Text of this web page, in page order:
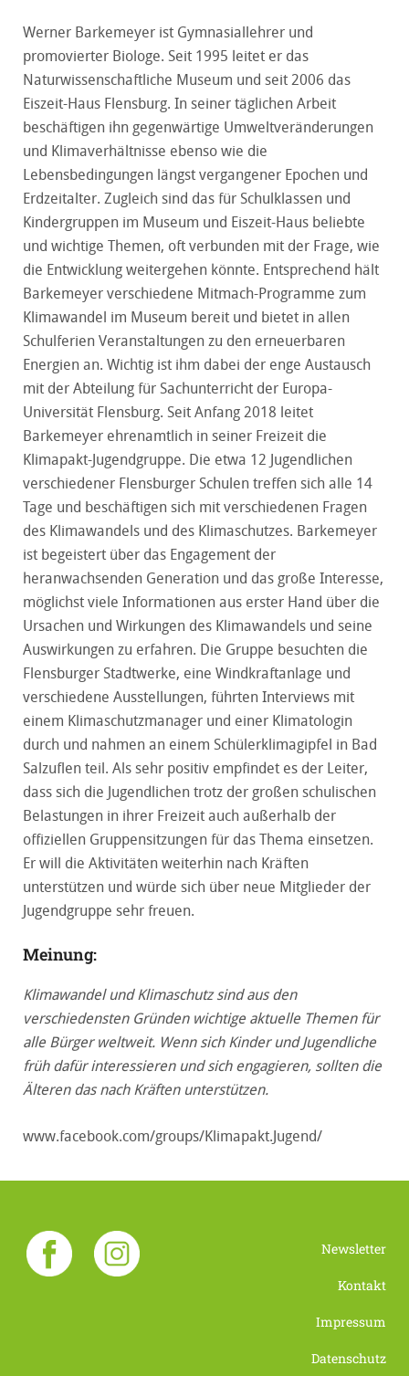
Werner Barkemeyer ist Gymnasiallehrer und
promovierter Biologe. Seit 1995 leitet er das
Naturwissenschaftliche Museum und seit 2006 das
Eiszeit-Haus Flensburg. In seiner täglichen Arbeit
beschäftigen ihn gegenwärtige Umweltveränderungen
und Klimaverhältnisse ebenso wie die
Lebensbedingungen längst vergangener Epochen und
Erdzeitalter. Zugleich sind das für Schulklassen und
Kindergruppen im Museum und Eiszeit-Haus beliebte
und wichtige Themen, oft verbunden mit der Frage, wie
die Entwicklung weitergehen könnte. Entsprechend hält
Barkemeyer verschiedene Mitmach-Programme zum
Klimawandel im Museum bereit und bietet in allen
Schulferien Veranstaltungen zu den erneuerbaren
Energien an. Wichtig ist ihm dabei der enge Austausch
mit der Abteilung für Sachunterricht der Europa-
Universität Flensburg. Seit Anfang 2018 leitet
Barkemeyer ehrenamtlich in seiner Freizeit die
Klimapakt-Jugendgruppe. Die etwa 12 Jugendlichen
verschiedener Flensburger Schulen treffen sich alle 14
Tage und beschäftigen sich mit verschiedenen Fragen
des Klimawandels und des Klimaschutzes. Barkemeyer
ist begeistert über das Engagement der
heranwachsenden Generation und das große Interesse,
möglichst viele Informationen aus erster Hand über die
Ursachen und Wirkungen des Klimawandels und seine
Auswirkungen zu erfahren. Die Gruppe besuchten die
Flensburger Stadtwerke, eine Windkraftanlage und
verschiedene Ausstellungen, führten Interviews mit
einem Klimaschutzmanager und einer Klimatologin
durch und nahmen an einem Schülerklimagipfel in Bad
Salzuflen teil. Als sehr positiv empfindet es der Leiter,
dass sich die Jugendlichen trotz der großen schulischen
Belastungen in ihrer Freizeit auch außerhalb der
offiziellen Gruppensitzungen für das Thema einsetzen.
Er will die Aktivitäten weiterhin nach Kräften
unterstützen und würde sich über neue Mitglieder der
Jugendgruppe sehr freuen.
Meinung:
Klimawandel und Klimaschutz sind aus den
verschiedensten Gründen wichtige aktuelle Themen für
alle Bürger weltweit. Wenn sich Kinder und Jugendliche
früh dafür interessieren und sich engagieren, sollten die
Älteren das nach Kräften unterstützen.
www.facebook.com/groups/Klimapakt.Jugend/
Newsletter
Kontakt
Impressum
Datenschutz